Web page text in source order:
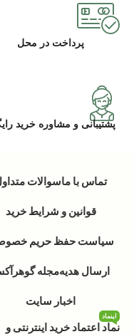
پرداخت در محل
پشتیبانی و مشاوره خرید
تماس با ماسوالات
قوانین و شرایط خرید
سیاست حفظ حریم
ارسال هدیهمجله
اخبار سایت
نماد اعتماد خرید اینترنتی و
اینماد